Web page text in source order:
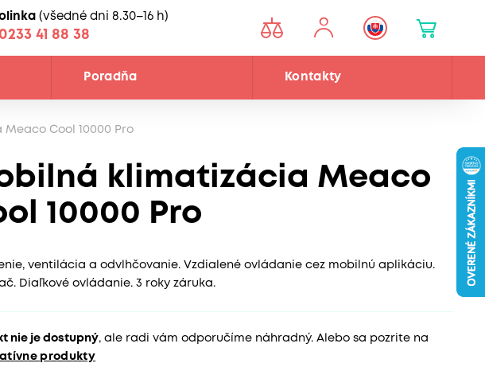
(všedné dni 8.30–16 h)
0233 41 88 38
Poradňa Kontakty
Cool 10000 Pro
klimatizácia Meaco
10000 Pro
ventilácia a odvlhčovanie. Vzdialené ovládanie cez mobilnú aplikáciu.
Diaľkové ovládanie. 3 roky záruka.
nie je dostupný, ale radi vám odporučíme náhradný. Alebo sa pozrite na
produkty